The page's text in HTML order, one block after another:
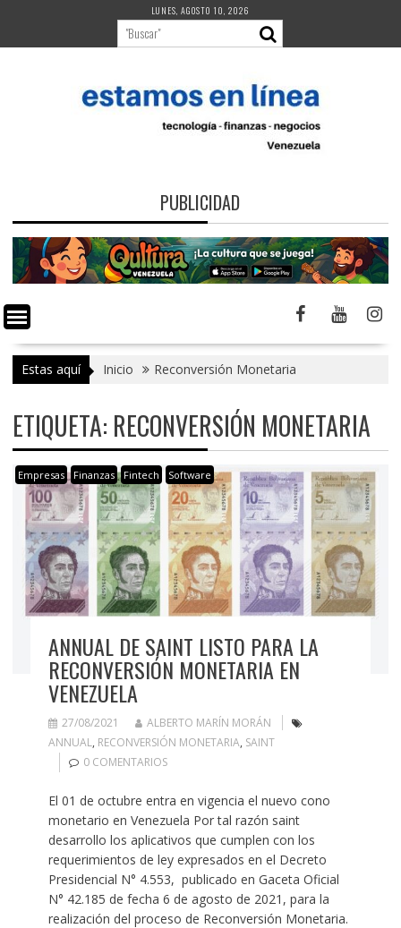
contenido
LUNES, AGOSTO 10, 2026
PUBLICIDAD
Estas aquí Inicio Reconversión Monetaria
ETIQUETA: RECONVERSIÓN MONETARIA
Empresas Finanzas Fintech Software
ANNUAL DE SAINT LISTO PARA LA
RECONVERSIÓN MONETARIA EN
VENEZUELA
27/08/2021
ALBERTO MARÍN MORÁN
ANNUAL, RECONVERSIÓN MONETARIA, SAINT
0 COMENTARIOS
El 01 de octubre entra en vigencia el nuevo cono
monetario en Venezuela Por tal razón saint
desarrollo los aplicativos que cumplen con los
requerimientos de ley expresados en el Decreto
Presidencial N° 4.553, publicado en Gaceta Oficial
N° 42.185 de fecha 6 de agosto de 2021, para la
realización del proceso de Reconversión Monetaria.